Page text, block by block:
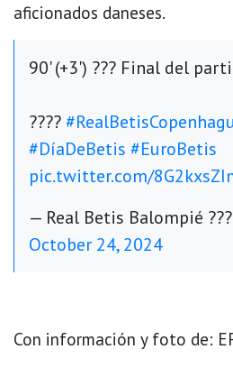
aficionados daneses.
90' (+3') ??? Final del
????
#DíaDeBetis #EuroBetis
pic.twitter.com/
— Real Betis Balompié
October 24, 2024
Con información y foto de: